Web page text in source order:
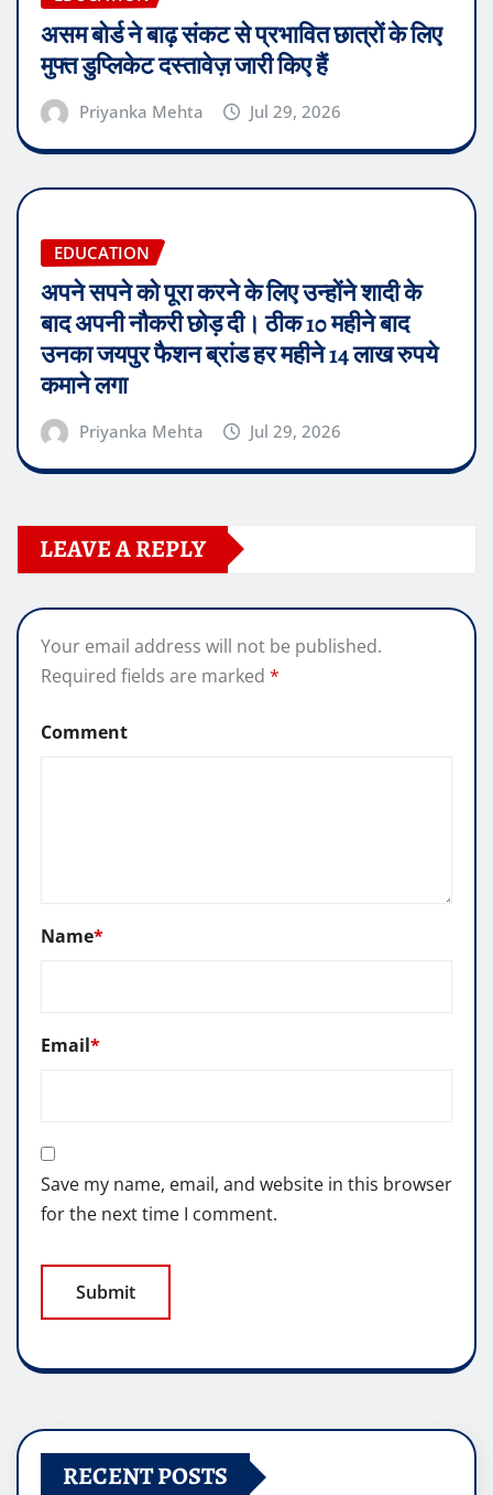
असम बोर्ड ने बाढ़ संकट से प्रभावित छात्रों के लिए
मुफ्त डुप्लिकेट दस्तावेज़ जारी किए हैं
Priyanka Mehta Jul 29, 2026
EDUCATION
अपने सपने को पूरा करने के लिए उन्होंने शादी के
बाद अपनी नौकरी छोड़ दी। ठीक 10 महीने बाद
उनका जयपुर फैशन ब्रांड हर महीने 14 लाख रुपये
कमाने लगा
Priyanka Mehta Jul 29, 2026
LEAVE A REPLY
Your email address will not be published.
Required fields are marked *
Comment
Name*
Email*
Save my name, email, and website in this browser
for the next time I comment.
RECENT POSTS